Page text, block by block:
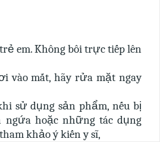
em. Không bôi trực tiếp lên
vào mắt, hãy rửa mặt ngay
sử dụng sản phẩm, nếu bị
hoặc những tác dụng
khảo ý kiến y sĩ,